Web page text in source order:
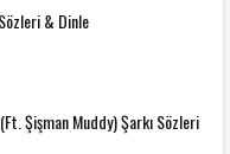
& Dinle
Şişman Muddy) Şarkı Sözleri